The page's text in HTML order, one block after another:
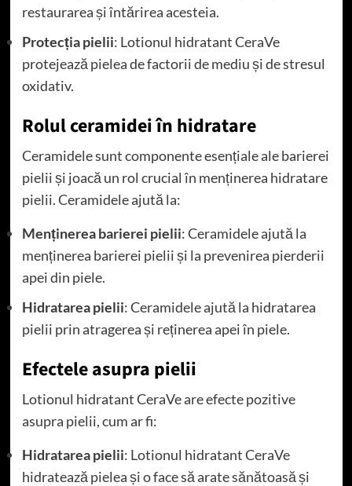
restaurarea și întărirea acesteia.
Protecția pielii: Lotionul hidratant CeraVe
protejează pielea de factorii de mediu și de stresul
oxidativ.
Rolul ceramidei în hidratare
Ceramidele sunt componente esențiale ale barierei
pielii și joacă un rol crucial în menținerea hidratare
pielii. Ceramidele ajută la:
Menținerea barierei pielii: Ceramidele ajută la
menținerea barierei pielii și la prevenirea pierderii
apei din piele.
Hidratarea pielii: Ceramidele ajută la hidratarea
pielii prin atragerea și reținerea apei în piele.
Efectele asupra pielii
Lotionul hidratant CeraVe are efecte pozitive
asupra pielii, cum ar fi:
Hidratarea pielii: Lotionul hidratant CeraVe
hidratează pielea și o face să arate sănătoasă și